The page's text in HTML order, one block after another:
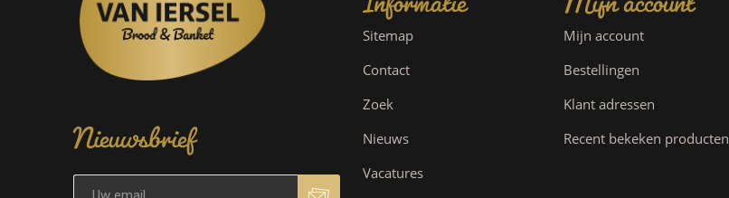
Nieuwsbrief
Sitemap
Contact
Zoek
Nieuws
Vacatures
Mijn account
Bestellingen
Klant adressen
Recent bekeken producten